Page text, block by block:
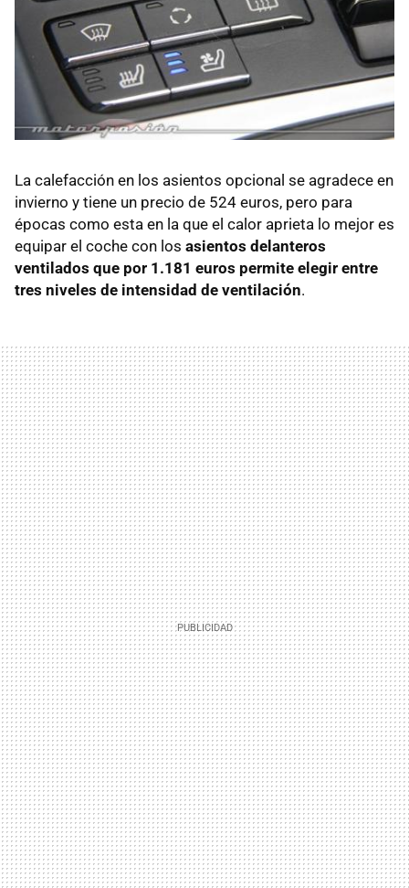
La calefacción en los asientos opcional se agradece en
invierno y tiene un precio de 524 euros, pero para
épocas como esta en la que el calor aprieta lo mejor es
equipar el coche con los asientos delanteros
ventilados que por 1.181 euros permite elegir entre
tres niveles de intensidad de ventilación.